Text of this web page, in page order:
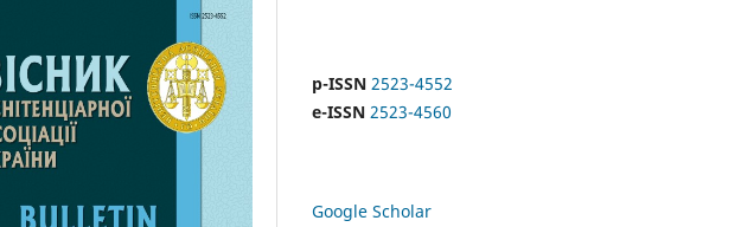
p-ISSN 2523-4552
e-ISSN 2523-4560
Google Scholar